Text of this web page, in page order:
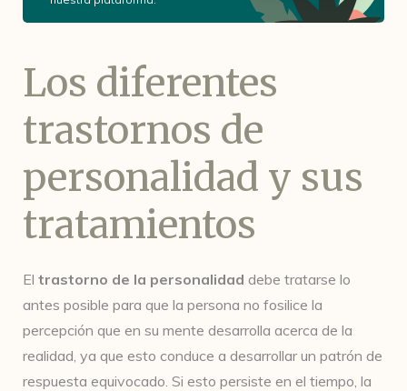
Los diferentes
trastornos de
personalidad y sus
tratamientos
El trastorno de la personalidad debe tratarse lo
antes posible para que la persona no fosilice la
percepción que en su mente desarrolla acerca de la
realidad, ya que esto conduce a desarrollar un patrón de
respuesta equivocado. Si esto persiste en el tiempo, la